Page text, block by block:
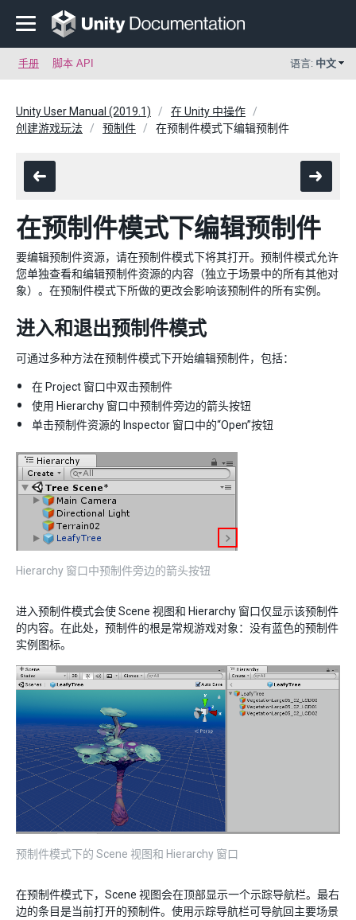
手册 脚本 API 语言: 中文
Unity User Manual (2019.1)
在 Unity 中操作
创建游戏玩法
预制件 在预制件模式下编辑预制件
在预制件模式下编辑预制件
要编辑预制件资源，请在预制件模式下将其打开。预制件模式允许
您单独查看和编辑预制件资源的内容（独立于场景中的所有其他对
象）。在预制件模式下所做的更改会影响该预制件的所有实例。
进入和退出预制件模式
可通过多种方法在预制件模式下开始编辑预制件，包括：
在 Project 窗口中双击预制件
使用 Hierarchy 窗口中预制件旁边的箭头按钮
单击预制件资源的 Inspector 窗口中的“Open”按钮
Hierarchy 窗口中预制件旁边的箭头按钮
进入预制件模式会使 Scene 视图和 Hierarchy 窗口仅显示该预制件
的内容。在此处，预制件的根是常规游戏对象：没有蓝色的预制件
实例图标。
预制件模式下的 Scene 视图和 Hierarchy 窗口
在预制件模式下，Scene 视图会在顶部显示一个示踪导航栏。最右
边的条目是当前打开的预制件。使用示踪导航栏可导航回主要场景